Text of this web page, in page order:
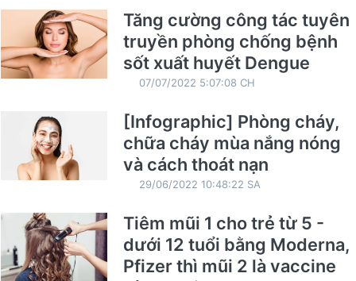
Tăng cường công tác tuyên
truyền phòng chống bệnh
sốt xuất huyết Dengue
07/07/2022 5:07:08 CH
[Infographic] Phòng cháy,
chữa cháy mùa nắng nóng
và cách thoát nạn
29/06/2022 10:48:22 SA
Tiêm mũi 1 cho trẻ từ 5 -
dưới 12 tuổi bằng Moderna,
Pfizer thì mũi 2 là vaccine